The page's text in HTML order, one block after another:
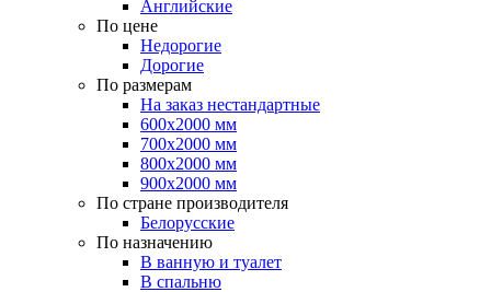
Английские
По цене
Недорогие
Дорогие
По размерам
На заказ нестандартные
600х2000 мм
700х2000 мм
800х2000 мм
900х2000 мм
По стране производителя
Белорусские
По назначению
В ванную и туалет
В спальню